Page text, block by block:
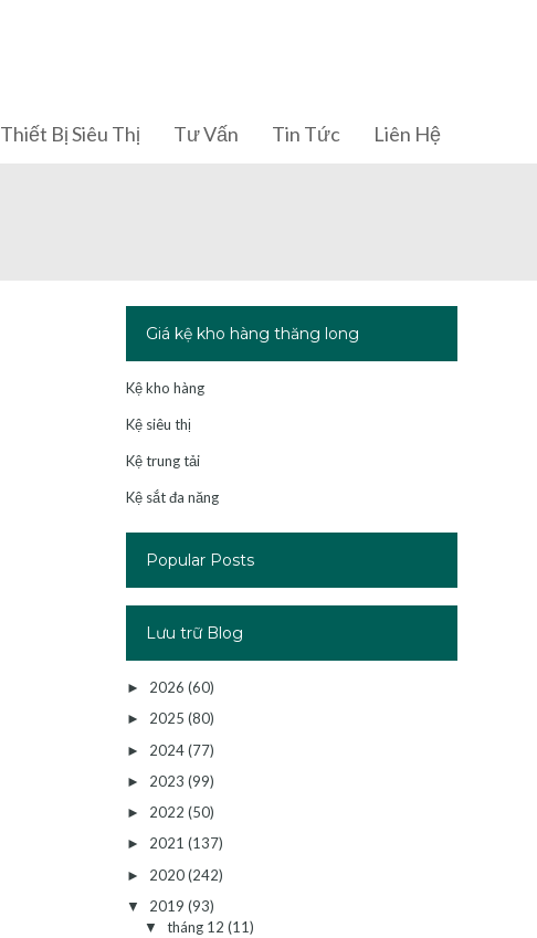
Thiết Bị Siêu Thị Tư Vấn Tin Tức Liên Hệ
Giá kệ kho hàng thăng long
Kệ kho hàng
Kệ siêu thị
Kệ trung tải
Kệ sắt đa năng
Popular Posts
Lưu trữ Blog
► 2026 (60)
► 2025 (80)
► 2024(77)
► 2023 (99)
► 2022 (50)
► 2021 (137)
► 2020(242)
▼ 2019 (93)
▼ tháng 12 (11)